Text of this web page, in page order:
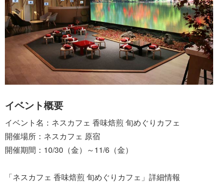
イベント概要
イベント名：ネスカフェ 香味焙煎 旬めぐりカフェ
開催場所：ネスカフェ 原宿
開催期間：10/30（金）～11/6（金）
「ネスカフェ 香味焙煎 旬めぐりカフェ」詳細情報